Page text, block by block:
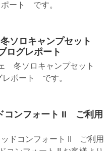
ート です。
ソロキャンプセット
ログレポート
冬ソロキャンプセット
ポート です。
ンフォート II ご利用
ドコンフォート II ご利用